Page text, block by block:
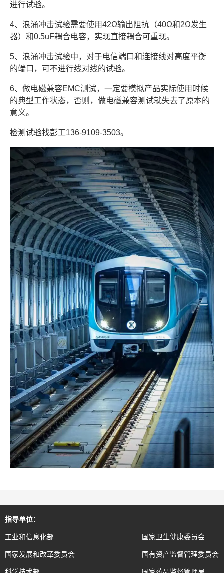
进行试验。
4、浪涌冲击试验需要使用42Ω输出阻抗（40Ω和2Ω发生
器）和0.5uF耦合电容，实现直接耦合可重现。
5、浪涌冲击试验中，对于电信端口和连接线对高度平衡
的端口，可不进行线对线的试验。
6、做电磁兼容EMC测试，一定要模拟产品实际使用时候
的典型工作状态，否则，做电磁兼容测试就失去了原本的
意义。
检测试验找彭工136-9109-3503。
指导单位：
工业和信息化部
国家发展和改革委员会
国家卫生健康委员会
国有资产监督管理委员会